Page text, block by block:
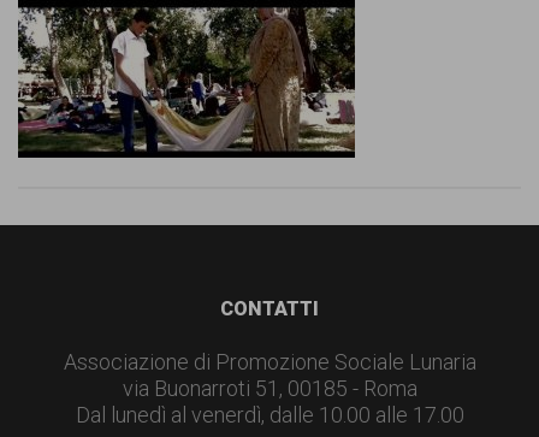
CONTATTI
Associazione di Promozione Sociale Lunaria
via Buonarroti 51, 00185 - Roma
Dal lunedì al venerdì, dalle 10.00 alle 17.00